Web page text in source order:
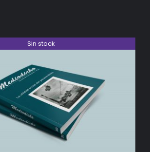
Sin stock
DETALLES